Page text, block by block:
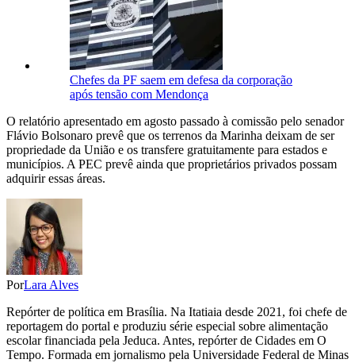
Chefes da PF saem em defesa da corporação
após tensão com Mendonça
O relatório apresentado em agosto passado à comissão pelo senador
Flávio Bolsonaro prevê que os terrenos da Marinha deixam de ser
propriedade da União e os transfere gratuitamente para estados e
municípios. A PEC prevê ainda que proprietários privados possam
adquirir essas áreas.
PorLara Alves
Repórter de política em Brasília. Na Itatiaia desde 2021, foi chefe de
reportagem do portal e produziu série especial sobre alimentação
escolar financiada pela Jeduca. Antes, repórter de Cidades em O
Tempo. Formada em jornalismo pela Universidade Federal de Minas